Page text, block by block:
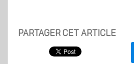
PARTAGER CET ARTICLE